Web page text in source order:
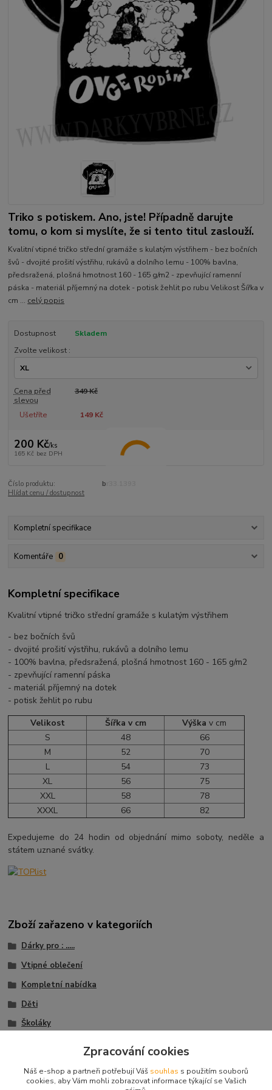
Triko s potiskem. Ano, jste! Případně darujte
tomu, o kom si myslíte, že si tento titul zaslouží.
Kvalitní vtipné tričko střední gramáže s kulatým výstřihem - bez bočních
švů - dvojité prošití výstřihu, rukávů a dolního lemu - 100% bavlna,
předsražená, plošná hmotnost 160 - 165 g/m2 - zpevňující ramenní
páska - materiál příjemný na dotek - potisk žehlit po rubu Velikost Šířka v
cm ... celý popis
Dostupnost
Skladem
Zvolte velikost :
Cena před
slevou
349 Kč
Ušetříte 149 Kč
200 Kč/ks
165 Kč bez DPH
Číslo produktu:
br33.1393
Hlídat cenu / dostupnost
Kompletní specifikace
Komentáře 0
Kompletní specifikace
Kvalitní vtipné tričko střední gramáže s kulatým výstřihem
- bez bočních švů
- dvojité prošití výstřihu, rukávů a dolního lemu
- 100% bavlna, předsražená, plošná hmotnost 160 - 165 g/m2
- zpevňující ramenní páska
- materiál příjemný na dotek
- potisk žehlit po rubu
Velikost
Šířka v cm Výška v cm
S
48
66
M
52
70
L
54
73
XL
56
75
XXL
58
78
XXXL
66 82
Expedujeme do 24 hodin od objednání mimo soboty, neděle a
státem uznané svátky.
Zboží zařazeno v kategoriích
Dárky pro : .....
Vtipné oblečení
Kompletní nabídka
Děti
Školáky
Zpracování cookies
Náš e-shop a partneři potřebují Váš souhlas s použitím souborů
cookies, aby Vám mohli zobrazovat informace týkající se Vašich